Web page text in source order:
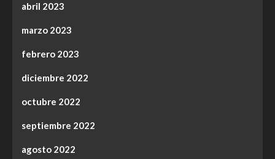
abril 2023
marzo 2023
febrero 2023
diciembre 2022
octubre 2022
septiembre 2022
agosto 2022